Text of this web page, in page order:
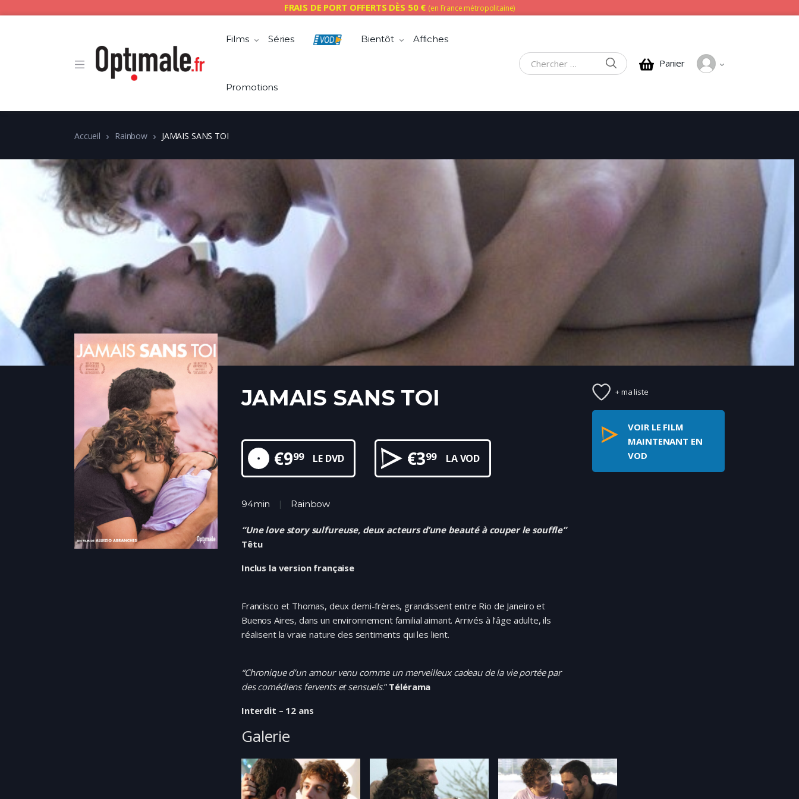
FRAIS DE PORT OFFERTS DÈS 50 € (en France métropolitaine)
Films Séries Bientôt Affiches
Promotions
Chercher :
CHERCHERPanier
Accueil Rainbow JAMAIS SANS TOI
+ ma liste
VOIR LE FILM
MAINTENANT EN
VOD
JAMAIS SANS TOI
€999 LE DVD €399 LA VOD
94min Rainbow
“Une love story sulfureuse, deux acteurs d’une beauté à couper le souffle”
Têtu
Inclus la version française
Francisco et Thomas, deux demi-frères, grandissent entre Rio de Janeiro et
Buenos Aires, dans un environnement familial aimant. Arrivés à l’âge adulte, ils
réalisent la vraie nature des sentiments qui les lient.
“Chronique d’un amour venu comme un merveilleux cadeau de la vie portée par
des comédiens fervents et sensuels.” Télérama
Interdit – 12 ans
Galerie